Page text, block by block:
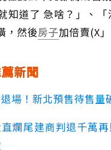
知道了 急啥？」、
，然後房子加倍賣(X
新聞
場！新北預售待售量
爛尾建商判退千萬